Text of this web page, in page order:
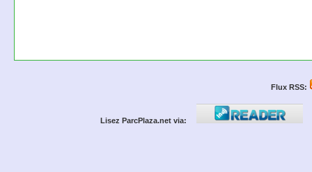
Flux RSS:
Lisez ParcPlaza.net via: